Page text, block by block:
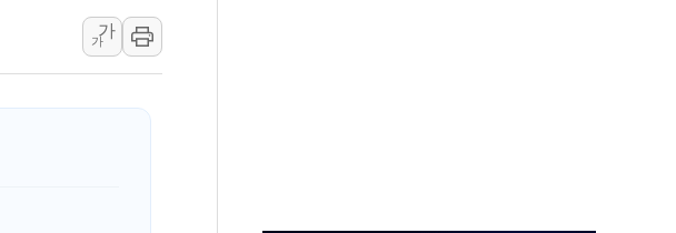
' SNS 글 역풍에 "정부정책 아냐" 해명
숙지나...경북동해안권 8~9일 최대 100mm 호우
스탄, '공동방위협정' 체결… 수니파 국가들의 새 안보 협력 구도
7250만원…써밋 클라비온 59㎡ 18억원대
가
가